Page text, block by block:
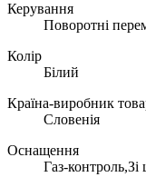
Керування
Поворотні
Колір
Білий
Країна-виробник
Словенія
Оснащення
Газ-